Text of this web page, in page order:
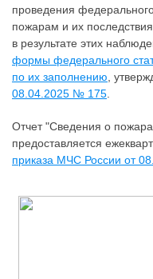
проведения
пожарам и их
в результате этих
формы федерального
по их заполнению ,
08.04.2025 № 175
Отчет "Сведения о
предоставляется
приказа МЧС России от